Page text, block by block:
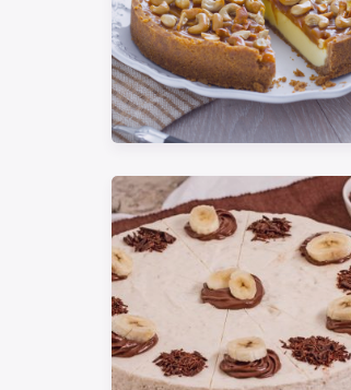
Accompagnement
Pizzas et focaccia
Gateaux et patisserie
Dernieres recettes
IT Website